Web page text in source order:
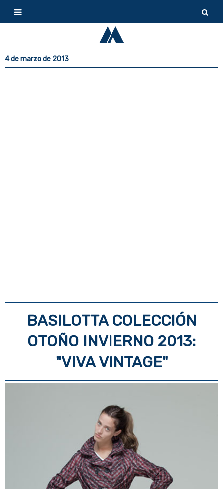
4 de marzo de 2013
BASILOTTA COLECCIÓN
OTOÑO INVIERNO 2013:
"VIVA VINTAGE"